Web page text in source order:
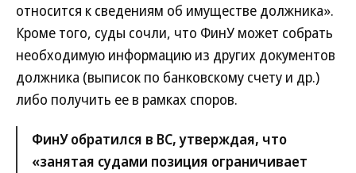
относится к сведениям об имуществе должника».
Кроме того, суды сочли, что ФинУ может собрать
необходимую информацию из других документов
должника (выписок по банковскому счету и др.)
либо получить ее в рамках споров.
ФинУ обратился в ВС, утверждая, что
«занятая судами позиция ограничивает